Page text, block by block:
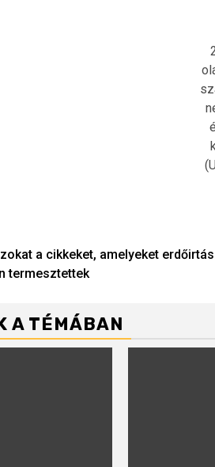
a cikkeket, amelyeket
termesztettek
A TÉMÁBAN